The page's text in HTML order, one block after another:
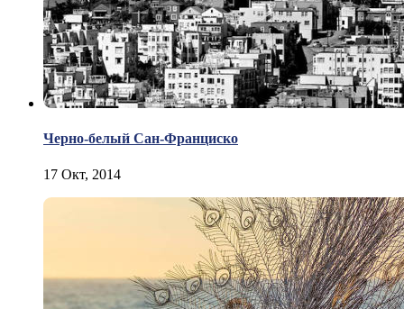
Черно-белый Сан-Франциско
17 Окт, 2014